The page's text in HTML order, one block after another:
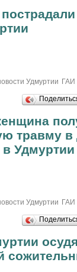
Удмуртии ГАИ
травму
Удмуртии
Удмуртии ГАИ